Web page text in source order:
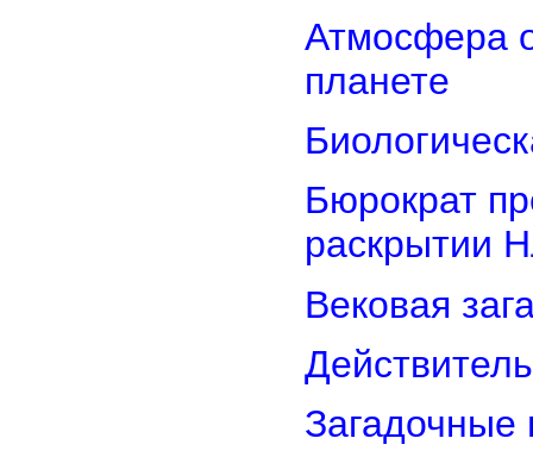
Атмосфера
планете
Бюрократ
раскрытии
Вековая
Загадочные